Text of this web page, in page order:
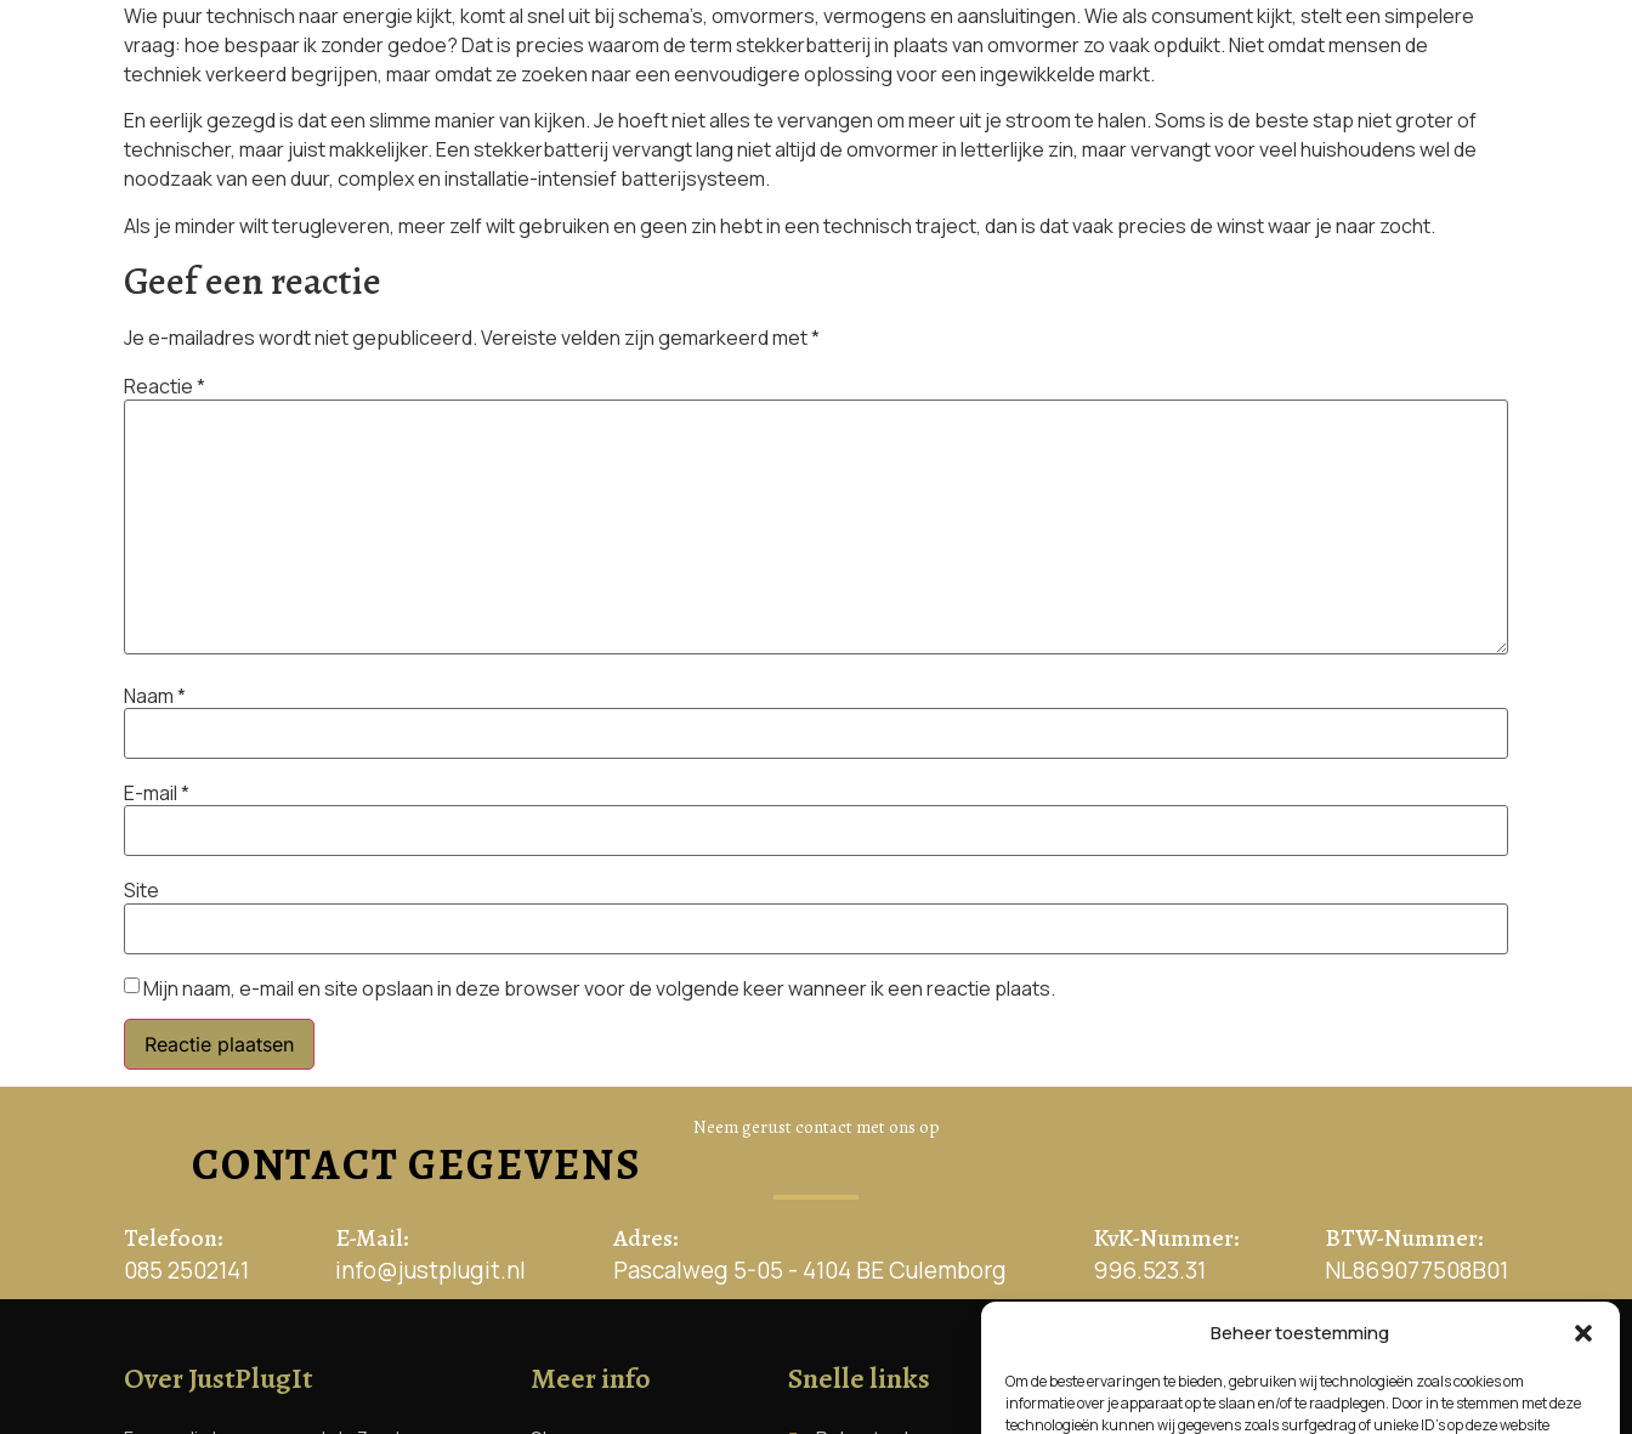
Beheer toestemming
Om de beste ervaringen te bieden, gebruiken wij technologieën zoals cookies om
informatie over je apparaat op te slaan en/of te raadplegen. Door in te stemmen met deze
technologieën kunnen wij gegevens zoals surfgedrag of unieke ID's op deze website
Wie puur technisch naar energie kijkt, komt al snel uit bij schema’s, omvormers, vermogens en aansluitingen. Wie als consument kijkt, stelt een simpelere
vraag: hoe bespaar ik zonder gedoe? Dat is precies waarom de term stekkerbatterij in plaats van omvormer zo vaak opduikt. Niet omdat mensen de
techniek verkeerd begrijpen, maar omdat ze zoeken naar een eenvoudigere oplossing voor een ingewikkelde markt.
En eerlijk gezegd is dat een slimme manier van kijken. Je hoeft niet alles te vervangen om meer uit je stroom te halen. Soms is de beste stap niet groter of
technischer, maar juist makkelijker. Een stekkerbatterij vervangt lang niet altijd de omvormer in letterlijke zin, maar vervangt voor veel huishoudens wel de
noodzaak van een duur, complex en installatie-intensief batterijsysteem.
Als je minder wilt terugleveren, meer zelf wilt gebruiken en geen zin hebt in een technisch traject, dan is dat vaak precies de winst waar je naar zocht.
Geef een reactie
Je e-mailadres wordt niet gepubliceerd.Vereiste velden zijn gemarkeerd met*
Reactie*
Naam*
E-mail*
Site
Mijn naam, e-mail en site opslaan in deze browser voor de volgende keer wanneer ik een reactie plaats.
Neem gerust contact met ons op
CONTACT GEGEVENS
Telefoon:
085 2502141
E-Mail:
info@justplugit.nl
Adres:
Pascalweg 5-05 - 4104 BE Culemborg
KvK-Nummer:
996.523.31
BTW-Nummer:
NL869077508B01
Over JustPlugIt Meer info Snelle links
Zendure
2400AC+